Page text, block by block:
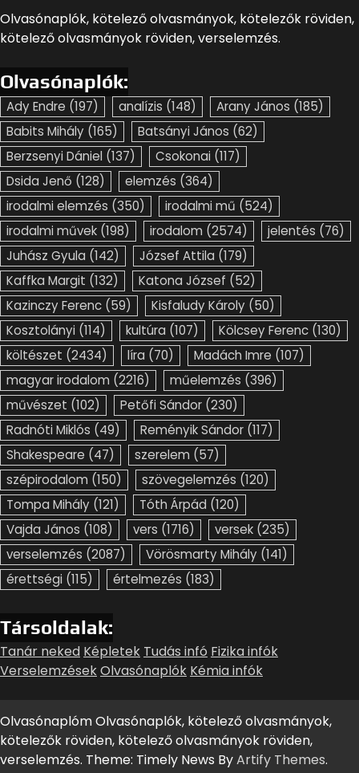
Olvasónaplók, kötelező olvasmányok, kötelezők röviden,
kötelező olvasmányok röviden, verselemzés.
Olvasónaplók:
Ady Endre (197) analízis (148) Arany János (185)
Babits Mihály (165) Batsányi János (62)
Berzsenyi Dániel (137) Csokonai (117)
Dsida Jenő (128) elemzés (364)
irodalmi elemzés (350) irodalmi mű (524)
irodalmi művek (198) irodalom (2574) jelentés (76)
Juhász Gyula (142) József Attila (179)
Kaffka Margit (132) Katona József (52)
Kazinczy Ferenc (59) Kisfaludy Károly (50)
Kosztolányi (114) kultúra (107) Kölcsey Ferenc (130)
költészet (2434) líra (70) Madách Imre (107)
magyar irodalom (2216) műelemzés (396)
művészet (102) Petőfi Sándor (230)
Radnóti Miklós (49) Reményik Sándor (117)
Shakespeare (47) szerelem (57)
szépirodalom (150) szövegelemzés (120)
Tompa Mihály (121) Tóth Árpád (120)
Vajda János (108) vers (1716) versek (235)
verselemzés (2087) Vörösmarty Mihály (141)
érettségi (115) értelmezés (183)
Társoldalak:
Tanár neked Képletek Tudás infó Fizika infók
VerselemzésekOlvasónaplók Kémia infók
Olvasónaplóm Olvasónaplók, kötelező olvasmányok,
kötelezők röviden, kötelező olvasmányok röviden,
verselemzés. Theme: Timely News ByArtify Themes.